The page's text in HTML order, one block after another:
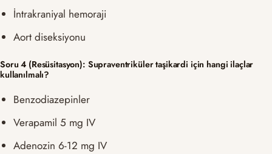
İntrakraniyal hemoraji
Aort diseksiyonu
Soru 4 (Resüsitasyon): Supraventriküler taşikardi için hangi ilaçlar
kullanılmalı?
Benzodiazepinler
Verapamil 5 mg IV
Adenozin 6-12 mg IV